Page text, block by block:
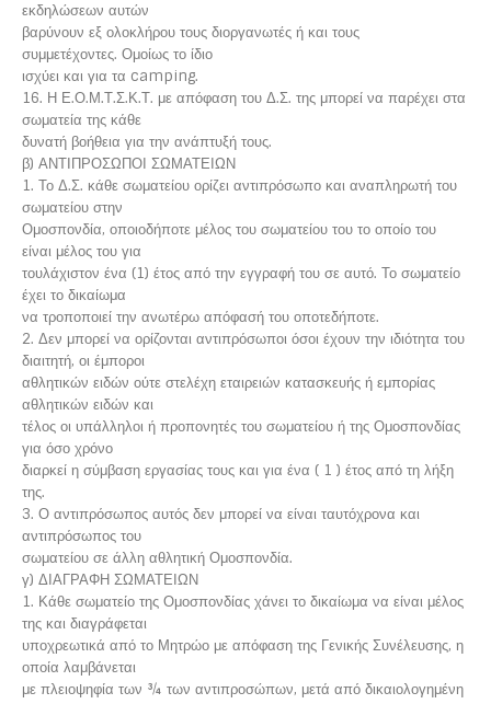
εκδηλώσεων αυτών
βαρύνουν εξ ολοκλήρου τους διοργανωτές ή και τους
συμμετέχοντες. Ομοίως το ίδιο
ισχύει και για τα camping.
16. Η Ε.Ο.Μ.Τ.Σ.Κ.Τ. με απόφαση του Δ.Σ. της μπορεί να παρέχει στα
σωματεία της κάθε
δυνατή βοήθεια για την ανάπτυξή τους.
β) ΑΝΤΙΠΡΟΣΩΠΟΙ ΣΩΜΑΤΕΙΩΝ
1. Το Δ.Σ. κάθε σωματείου ορίζει αντιπρόσωπο και αναπληρωτή του
σωματείου στην
Ομοσπονδία, οποιοδήποτε μέλος του σωματείου του το οποίο του
είναι μέλος του για
τουλάχιστον ένα (1) έτος από την εγγραφή του σε αυτό. Το σωματείο
έχει το δικαίωμα
να τροποποιεί την ανωτέρω απόφασή του οποτεδήποτε.
2. Δεν μπορεί να ορίζονται αντιπρόσωποι όσοι έχουν την ιδιότητα του
διαιτητή, οι έμποροι
αθλητικών ειδών ούτε στελέχη εταιρειών κατασκευής ή εμπορίας
αθλητικών ειδών και
τέλος οι υπάλληλοι ή προπονητές του σωματείου ή της Ομοσπονδίας
για όσο χρόνο
διαρκεί η σύμβαση εργασίας τους και για ένα ( 1 ) έτος από τη λήξη
της.
3. Ο αντιπρόσωπος αυτός δεν μπορεί να είναι ταυτόχρονα και
αντιπρόσωπος του
σωματείου σε άλλη αθλητική Ομοσπονδία.
γ) ΔΙΑΓΡΑΦΗ ΣΩΜΑΤΕΙΩΝ
1. Κάθε σωματείο της Ομοσπονδίας χάνει το δικαίωμα να είναι μέλος
της και διαγράφεται
υποχρεωτικά από το Μητρώο με απόφαση της Γενικής Συνέλευσης, η
οποία λαμβάνεται
με πλειοψηφία των ¾ των αντιπροσώπων, μετά από δικαιολογημένη